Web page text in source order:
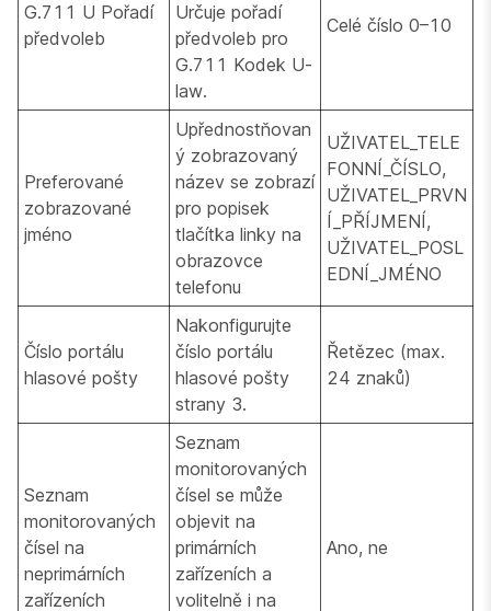
G.711 U Pořadí
předvoleb
Určuje pořadí
předvoleb pro
G.711 Kodek U-
law.
Celé číslo 0–10
Preferované
zobrazované
jméno
Upřednostňovan
ý zobrazovaný
název se zobrazí
pro popisek
tlačítka linky na
obrazovce
telefonu
UŽIVATEL_TELE
FONNÍ_ČÍSLO,
UŽIVATEL_PRVN
Í_PŘÍJMENÍ,
UŽIVATEL_POSL
EDNÍ_JMÉNO
Číslo portálu
hlasové pošty
Nakonfigurujte
číslo portálu
hlasové pošty
strany 3.
Řetězec (max.
24 znaků)
Seznam
monitorovaných
čísel na
neprimárních
zařízeních
Seznam
monitorovaných
čísel se může
objevit na
primárních
zařízeních a
volitelně i na
Ano, ne